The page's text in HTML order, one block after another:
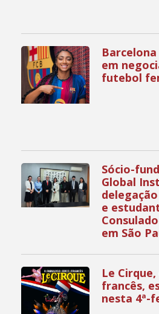
em
futebol
Sócio-
Global
e
em São
Le
francês,
nesta 4ª-